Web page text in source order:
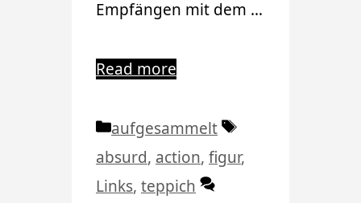
Empfängen mit dem …
Read more
Kategorien
aufgesammelt
Schlagwörter
absurd, action, figur,
Links, teppich